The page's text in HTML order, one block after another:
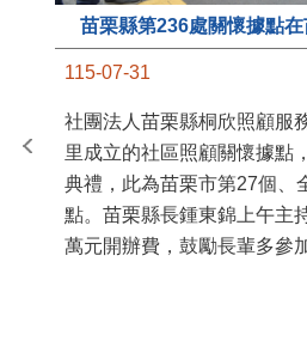
苗栗縣第236處關懷據點
115-07-31
社團法人苗栗縣桐欣照顧服
里成立的社區照顧關懷據點
典禮，此為苗栗市第27個、
點。苗栗縣長鍾東錦上午主
萬元開辦費，鼓勵長輩多參